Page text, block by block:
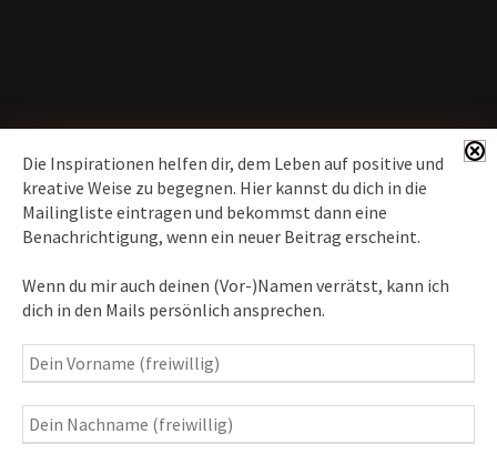
Die Inspirationen helfen dir, dem Leben auf positive und
kreative Weise zu begegnen. Hier kannst du dich in die
Mailingliste eintragen und bekommst dann eine
Benachrichtigung, wenn ein neuer Beitrag erscheint.
Wenn du mir auch deinen (Vor-)Namen verrätst, kann ich
dich in den Mails persönlich ansprechen.
News erhalten
Inspirationen
– Bewusstseins-Impulse, Meditation &
Heilung, Texte & Botschaften
Fotografie– Fotoblog, Kalender, Workshops